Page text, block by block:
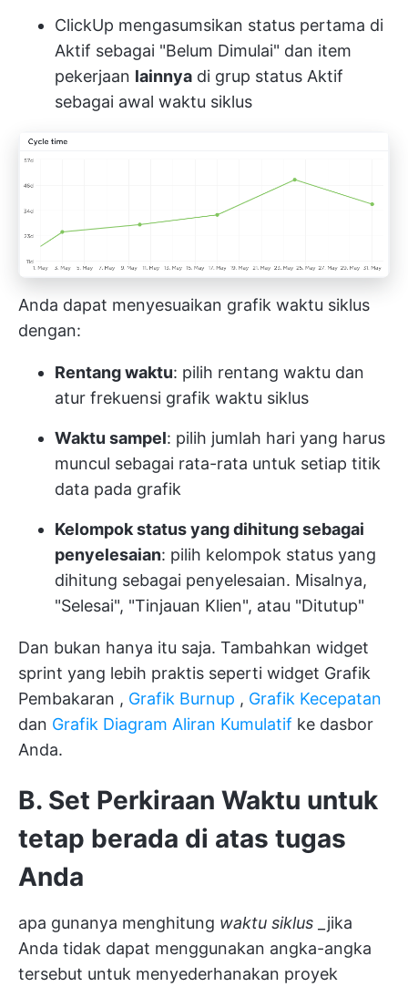
ClickUp mengasumsikan status pertama di
Aktif sebagai "Belum Dimulai" dan item
pekerjaan lainnya di grup status Aktif
sebagai awal waktu siklus
Anda dapat menyesuaikan grafik waktu siklus
dengan:
Rentang waktu: pilih rentang waktu dan
atur frekuensi grafik waktu siklus
Waktu sampel: pilih jumlah hari yang harus
muncul sebagai rata-rata untuk setiap titik
data pada grafik
Kelompok status yang dihitung sebagai
penyelesaian: pilih kelompok status yang
dihitung sebagai penyelesaian. Misalnya,
"Selesai", "Tinjauan Klien", atau "Ditutup"
Dan bukan hanya itu saja. Tambahkan widget
sprint yang lebih praktis seperti widget Grafik
Pembakaran , Grafik Burnup , Grafik Kecepatan
dan Grafik Diagram Aliran Kumulatif ke dasbor
Anda.
B. Set Perkiraan Waktu untuk
tetap berada di atas tugas
Anda
apa gunanya menghitung waktu siklus _jika
Anda tidak dapat menggunakan angka-angka
tersebut untuk menyederhanakan proyek